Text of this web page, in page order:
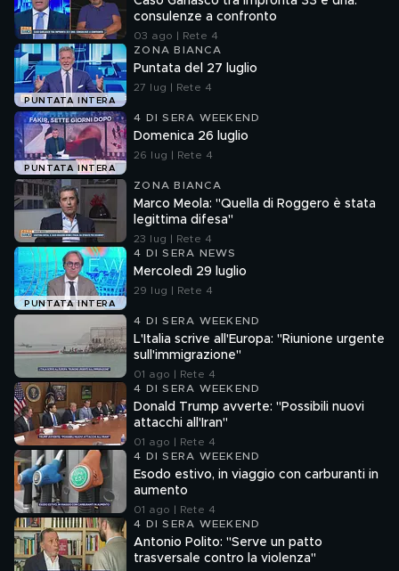
consulenze a confronto
03 ago | Rete 4
PUNTATA INTERA
ZONA BIANCA
Puntata del 27 luglio
27 lug | Rete 4
PUNTATA INTERA
4 DI SERA WEEKEND
Domenica 26 luglio
26 lug | Rete 4
ZONA BIANCA
Marco Meola: "Quella di Roggero è stata
legittima difesa"
23 lug | Rete 4
PUNTATA INTERA
4 DI SERA NEWS
Mercoledì 29 luglio
29 lug | Rete 4
4 DI SERA WEEKEND
L'Italia scrive all'Europa: "Riunione urgente
sull'immigrazione"
01 ago | Rete 4
4 DI SERA WEEKEND
Donald Trump avverte: "Possibili nuovi
attacchi all'Iran"
01 ago | Rete 4
4 DI SERA WEEKEND
Esodo estivo, in viaggio con carburanti in
aumento
01 ago | Rete 4
4 DI SERA WEEKEND
Antonio Polito: "Serve un patto
trasversale contro la violenza"